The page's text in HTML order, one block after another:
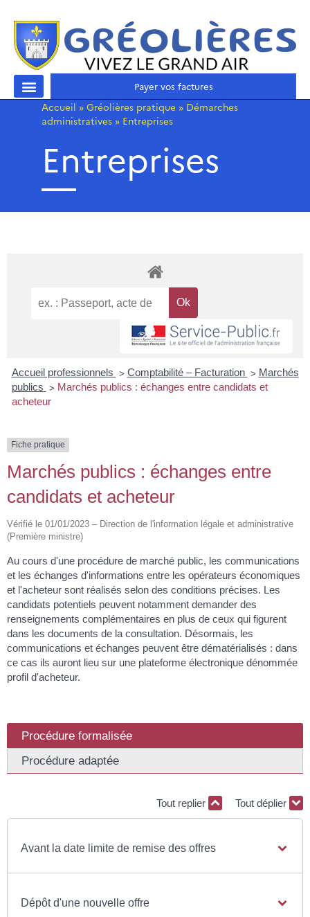
Payer vos factures
Accueil » Gréolières pratique » Démarches
administratives » Entreprises
Entreprises
Accueil professionnels > Comptabilité – Facturation > Marchés
publics > Marchés publics : échanges entre candidats et
acheteur
Fiche pratique
Marchés publics : échanges entre
candidats et acheteur
Vérifié le 01/01/2023 – Direction de l'information légale et administrative
(Première ministre)
Au cours d'une procédure de marché public, les communications
et les échanges d'informations entre les opérateurs économiques
et l'acheteur sont réalisés selon des conditions précises. Les
candidats potentiels peuvent notamment demander des
renseignements complémentaires en plus de ceux qui figurent
dans les documents de la consultation. Désormais, les
communications et échanges peuvent être dématérialisés : dans
ce cas ils auront lieu sur une plateforme électronique dénommée
profil d'acheteur.
Procédure formalisée
Procédure adaptée
Tout replier Tout déplier
Avant la date limite de remise des offres
Dépôt d'une nouvelle offre